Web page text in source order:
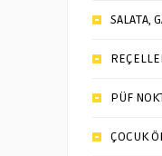
SALATA,
PÜF
ÇOCUK